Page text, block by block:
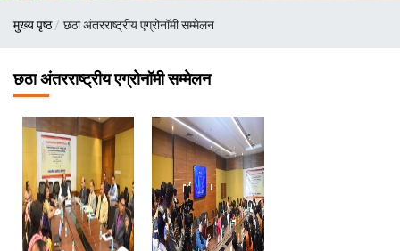
पग
मुख्य पृष्ठ छठा अंतरराष्ट्रीय एग्रोनॉमी सम्मेलन
छठा अंतरराष्ट्रीय एग्रोनॉमी सम्मेलन